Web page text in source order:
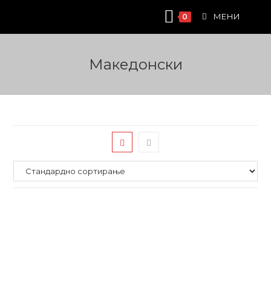
content
0 МЕНИ
Македонски